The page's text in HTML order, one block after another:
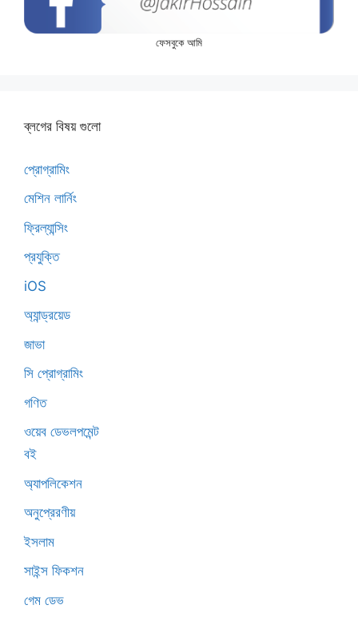
ফেসবুকে আমি
ব্লগের বিষয় গুলো
প্রোগ্রামিং
মেশিন লার্নিং
ফ্রিল্যান্সিং
প্রযুক্তি
iOS
অ্যান্ড্রয়েড
জাভা
সি প্রোগ্রামিং
গণিত
ওয়েব ডেভলপমেন্ট
বই
অ্যাপলিকেশন
অনুপ্রেরণীয়
ইসলাম
সাইন্স ফিকশন
গেম ডেভ